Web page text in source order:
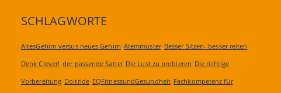
SCHLAGWORTE
AltesGehirn versus neues Gehirn Atemmuster Besser Sitzen- besser reiten
Denk Clever! der passende Sattel Die Lust zu probieren Die richtige
Vorbereitung Doitride EQFitnessundGesundheit Fachkompetenz für